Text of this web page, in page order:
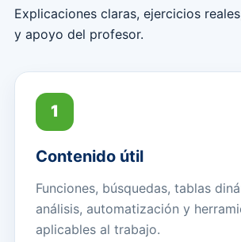
Explicaciones claras, ejercicios
y apoyo del profesor.
1
Contenido útil
Funciones, búsquedas, tablas
análisis, automatización y
aplicables al trabajo.